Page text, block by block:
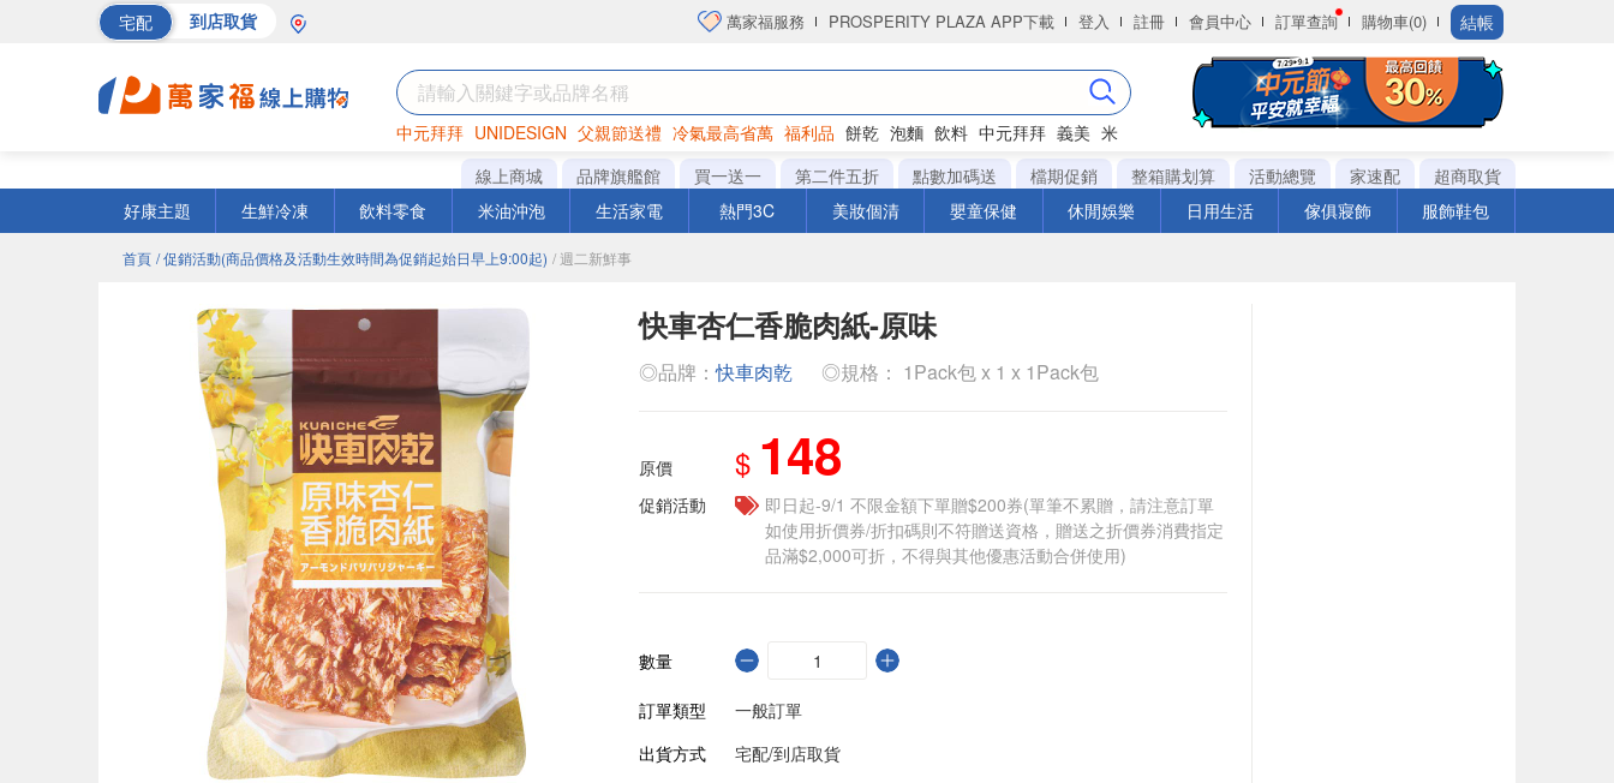
宅配 到店取貨 萬家福服務 PROSPERITY PLAZA APP下載 登入 註冊 會員中心 訂單查詢 購物車(0) 結帳
中元拜拜 UNIDESIGN 父親節送禮 冷氣最高省萬 福利品 餅乾 泡麵 飲料 中元拜拜 義美 米
罐頭 海苔 洋芋片
線上商城 品牌旗艦館 買一送一 第二件五折 點數加碼送 檔期促銷 整箱購划算 活動總覽 家速配
超商取貨
好康主題
生鮮冷凍 飲料零食 米油沖泡 生活家電 熱門3C 美妝個清 嬰童保健 休閒娛樂 日用生活 傢俱寢飾 服飾鞋包
首頁 / 促銷活動(商品價格及活動生效時間為促銷起始日早上9:00起) / 週二新鮮事
快車杏仁香脆肉紙-原味
◎品牌：快車肉乾 ◎規格： 1Pack包 x 1 x 1Pack包
原價 $ 148
促銷活動
即日起-9/1 不限金額下單贈$200券(單筆不累贈，請注意訂單
如使用折價券/折扣碼則不符贈送資格，贈送之折價券消費指定
品滿$2,000可折，不得與其他優惠活動合併使用)
數量
訂單類型
一般訂單
出貨方式
宅配/到店取貨